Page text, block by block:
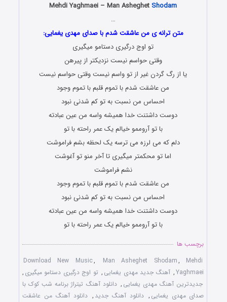
Mehdi Yaghmaei – Man Asheghet Shodam
…
متن ترانه ی من عاشقت شدم با صدای مهدی یغمایی:
تو اوج درگیری دستامو میگیری
وقتی حواسم نیست نزدیکتر از پیرهن
یا از رگ گردن غیر از تو واسم نیست وقتی حواسم نیست
من عاشقت شدم با تموم قلبم با تموم وجود
احساس من نسبت به تو کم شدنی نبود
دوست داشتنت خدا همیشه واسه من عین عبادته
با تو آروممو خیالم یک عمر راحته با تو
دلم که می لرزه می ترسه یک لحظه بشم فراموشت
اما تو محکمتر میگیری تا آخر منو تو آغوشت
نشم فراموشت
من عاشقت شدم با تموم قلبم با تموم وجود
احساس من نسبت به تو کم شدنی نبود
دوست داشتنت خدا همیشه واسه من عین عبادته
با تو آروممو خیالم یک عمر راحته با تو
برچسب ها
Download New Music, Man Asheghet Shodam, Mehdi
Yaghmaei
, آهنگ جدید مهدی یغمایی , تو اوج درگیری دستامو میگیری ,
جدیدترین آهنگ مهدی یغمایی , دانلود آهنگ تیتراژ برنامه شب کوک با
صدای مهدی یغمایی , دانلود آهنگ جدید , دانلود آهنگ من عاشقت